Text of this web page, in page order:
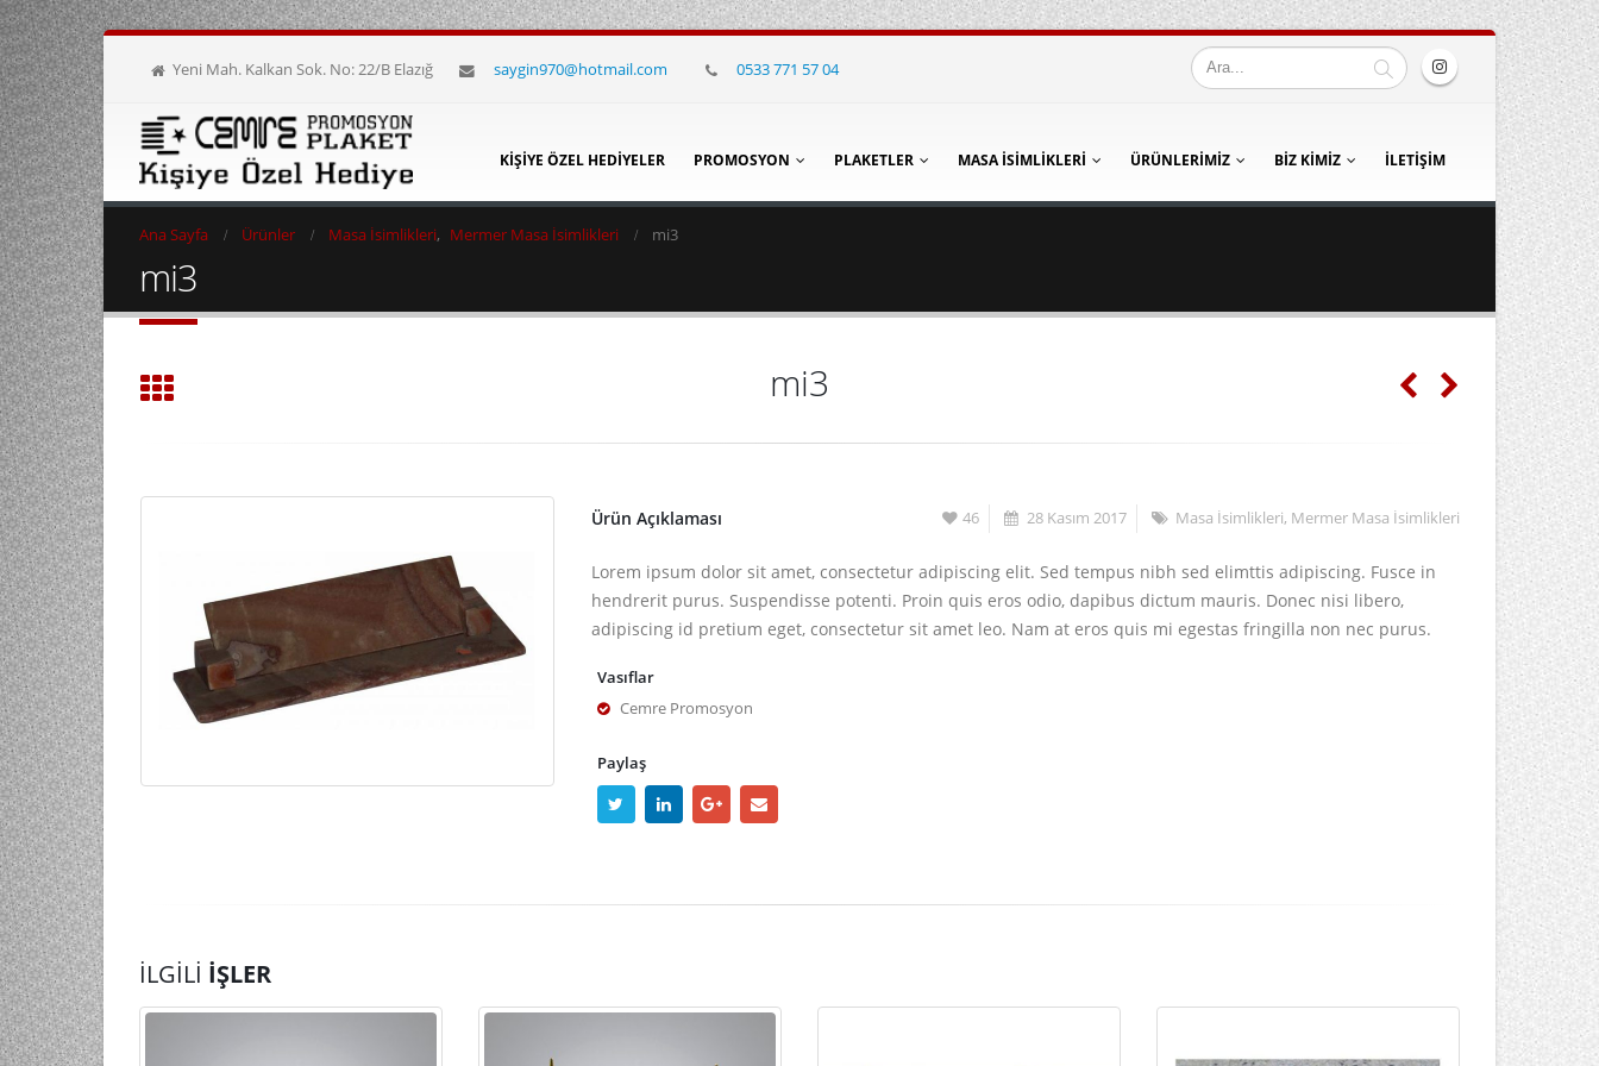
Yeni Mah. Kalkan Sok. No: 22/B Elazığ saygin970@hotmail.com 0533 771 57 04
KIŞIYE ÖZEL HEDIYELER PROMOSYON PLAKETLER MASA İSIMLIKLERI ÜRÜNLERIMIZ BIZ KIMIZ İLETIŞIM
Ana Sayfa Ürünler Masa İsimlikleri, Mermer Masa İsimlikleri mi3
mi3
mi3
Ürün Açıklaması 46 28 Kasım 2017 Masa İsimlikleri, Mermer Masa İsimlikleri
Lorem ipsum dolor sit amet, consectetur adipiscing elit. Sed tempus nibh sed elimttis adipiscing. Fusce in
hendrerit purus. Suspendisse potenti. Proin quis eros odio, dapibus dictum mauris. Donec nisi libero,
adipiscing id pretium eget, consectetur sit amet leo. Nam at eros quis mi egestas fringilla non nec purus.
Vasıflar
Cemre Promosyon
Paylaş
İLGILI İŞLER